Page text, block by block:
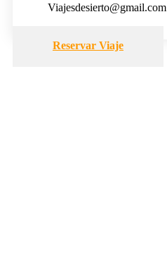
Viajesdesierto@gmail.com
Reservar Viaje